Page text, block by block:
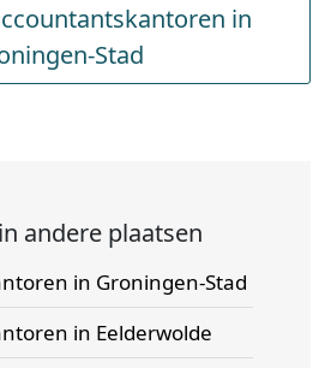
in
Stad
andere plaatsen
in Groningen-Stad
in Eelderwolde